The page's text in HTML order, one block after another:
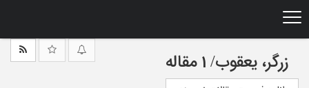
زرگر، یعقوب/ 1 مقاله